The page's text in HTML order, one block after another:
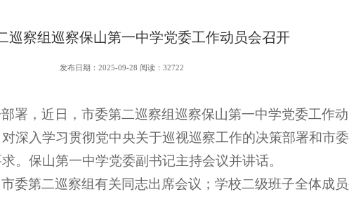
巡察组巡察保山第一中学党委工作动员会召开
发布日期：2025-09-28 阅读：32722
署，近日，市委第二巡察组巡察保山第一中学党委工作
深入学习贯彻党中央关于巡视巡察工作的决策部署和市
。保山第一中学党委副书记主持会议并讲话。
委第二巡察组有关同志出席会议；学校二级班子全体成员